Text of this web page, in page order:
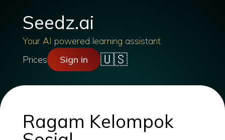
Seedz.ai
Your AI powered learning assistant
Prices
Sign in 🇺🇸
Ragam Kelompok